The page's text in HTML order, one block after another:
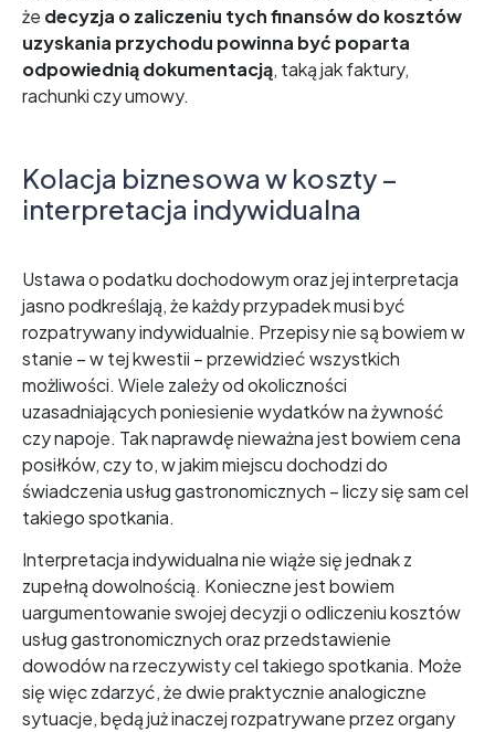
że decyzja o zaliczeniu tych finansów do kosztów
uzyskania przychodu powinna być poparta
odpowiednią dokumentacją, taką jak faktury,
rachunki czy umowy.
Kolacja biznesowa w koszty –
interpretacja indywidualna
Ustawa o podatku dochodowym oraz jej interpretacja
jasno podkreślają, że każdy przypadek musi być
rozpatrywany indywidualnie. Przepisy nie są bowiem w
stanie – w tej kwestii – przewidzieć wszystkich
możliwości. Wiele zależy od okoliczności
uzasadniających poniesienie wydatków na żywność
czy napoje. Tak naprawdę nieważna jest bowiem cena
posiłków, czy to, w jakim miejscu dochodzi do
świadczenia usług gastronomicznych – liczy się sam cel
takiego spotkania.
Interpretacja indywidualna nie wiąże się jednak z
zupełną dowolnością. Konieczne jest bowiem
uargumentowanie swojej decyzji o odliczeniu kosztów
usług gastronomicznych oraz przedstawienie
dowodów na rzeczywisty cel takiego spotkania. Może
się więc zdarzyć, że dwie praktycznie analogiczne
sytuacje, będą już inaczej rozpatrywane przez organy